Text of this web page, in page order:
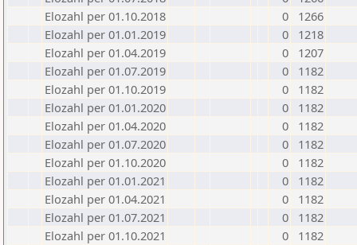
Elozahl per 01.10.2018
0
1266
Elozahl per 01.01.2019
0
1218
Elozahl per 01.04.2019
0
1207
Elozahl per 01.07.2019
0
1182
Elozahl per 01.10.2019
0
1182
Elozahl per 01.01.2020
0
1182
Elozahl per 01.04.2020
0
1182
Elozahl per 01.07.2020
0
1182
Elozahl per 01.10.2020
0
1182
Elozahl per 01.01.2021
0
1182
Elozahl per 01.04.2021
0
1182
Elozahl per 01.07.2021
0
1182
Elozahl per 01.10.2021
0
1182